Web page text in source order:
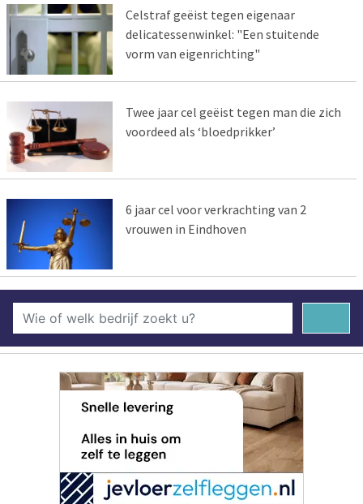
Celstraf geëist tegen eigenaar
delicatessenwinkel: "Een stuitende
vorm van eigenrichting"
Twee jaar cel geëist tegen man die zich
voordeed als ‘bloedprikker’
6 jaar cel voor verkrachting van 2
vrouwen in Eindhoven